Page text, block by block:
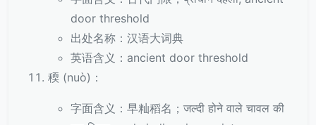
door threshold
出处名称：汉语大词典
英语含义：ancient door threshold
稬 (nuò)：
字面含义：早籼稻名；जल्दी होने वाले चावल की